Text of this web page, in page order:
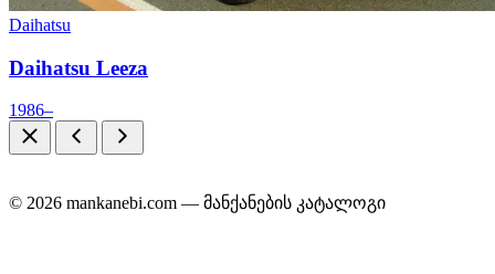
Daihatsu
Daihatsu Leeza
1986–
© 2026 mankanebi.com — მანქანების კატალოგი